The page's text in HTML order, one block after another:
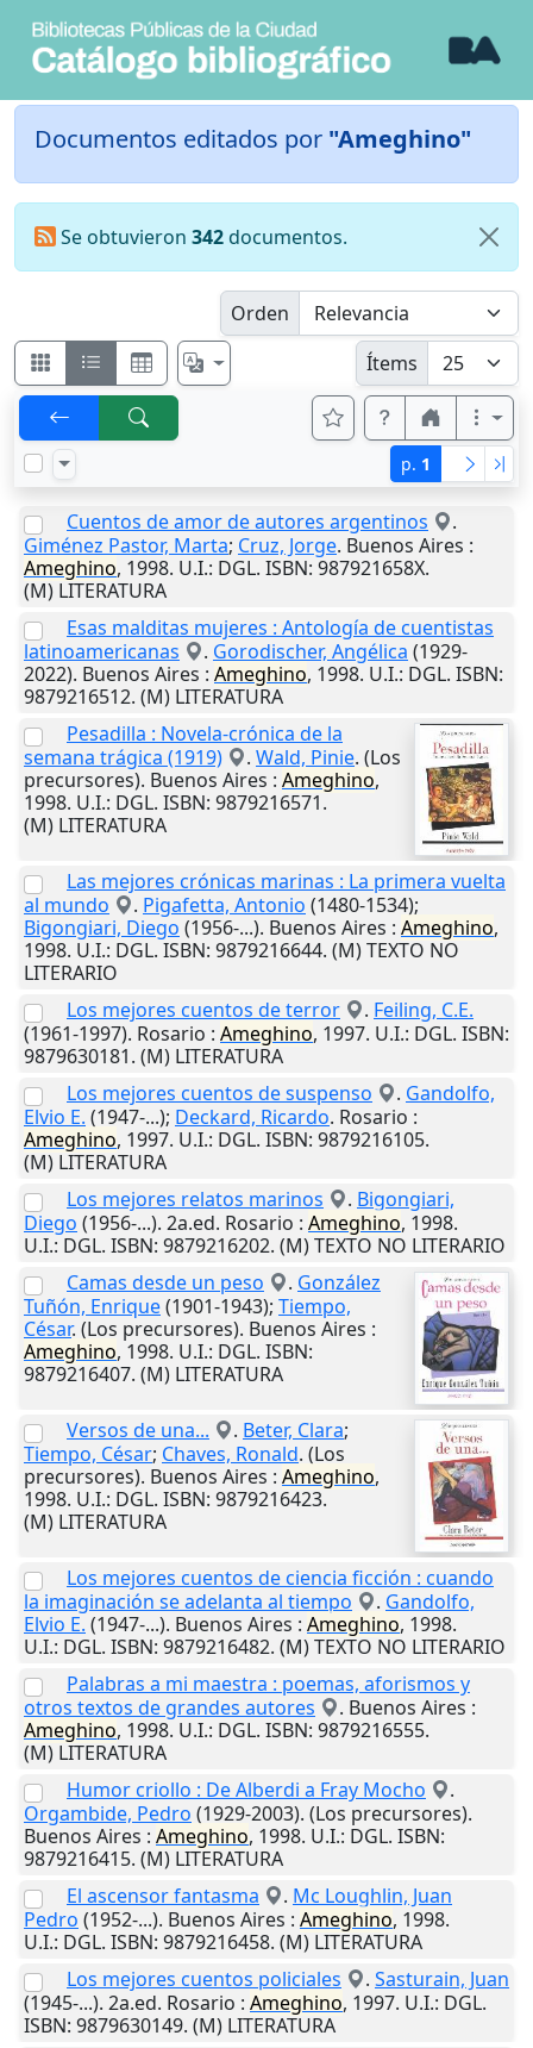
Documentos editados por "Ameghino"
Se obtuvieron 342documentos.
Orden
Ítems
p. 1
Cuentos de amor de autores argentinos
.
Giménez Pastor, Marta; Cruz, Jorge. Buenos Aires :
Ameghino, 1998. U.I.: DGL. ISBN: 987921658X.
(M) LITERATURA
Esas malditas mujeres : Antología de cuentistas
latinoamericanas
. Gorodischer, Angélica (1929-
2022). Buenos Aires : Ameghino, 1998. U.I.: DGL. ISBN:
9879216512. (M) LITERATURA
Pesadilla : Novela-crónica de la
semana trágica (1919)
. Wald, Pinie. (Los
precursores). Buenos Aires : Ameghino,
1998. U.I.: DGL. ISBN: 9879216571.
(M) LITERATURA
Las mejores crónicas marinas : La primera vuelta
al mundo
. Pigafetta, Antonio (1480-1534);
Bigongiari, Diego (1956-...). Buenos Aires : Ameghino,
1998. U.I.: DGL. ISBN: 9879216644. (M) TEXTO NO
LITERARIO
Los mejores cuentos de terror
. Feiling, C.E.
(1961-1997). Rosario : Ameghino, 1997. U.I.: DGL. ISBN:
9879630181. (M) LITERATURA
Los mejores cuentos de suspenso
. Gandolfo,
Elvio E. (1947-...); Deckard, Ricardo. Rosario :
Ameghino, 1997. U.I.: DGL. ISBN: 9879216105.
(M) LITERATURA
Los mejores relatos marinos
. Bigongiari,
Diego (1956-...). 2a.ed. Rosario : Ameghino, 1998.
U.I.: DGL. ISBN: 9879216202. (M) TEXTO NO LITERARIO
Camas desde un peso
. González
Tuñón, Enrique(1901-1943); Tiempo,
César. (Los precursores). Buenos Aires :
Ameghino, 1998. U.I.: DGL. ISBN:
9879216407. (M) LITERATURA
Versos de una... . Beter, Clara;
Tiempo, César; Chaves, Ronald. (Los
precursores). Buenos Aires : Ameghino,
1998. U.I.: DGL. ISBN: 9879216423.
(M) LITERATURA
Los mejores cuentos de ciencia ficción : cuando
la imaginación se adelanta al tiempo
. Gandolfo,
Elvio E. (1947-...). Buenos Aires : Ameghino, 1998.
U.I.: DGL. ISBN: 9879216482. (M) TEXTO NO LITERARIO
Palabras a mi maestra : poemas, aforismos y
otros textos de grandes autores
. Buenos Aires :
Ameghino, 1998. U.I.: DGL. ISBN: 9879216555.
(M) LITERATURA
Humor criollo : De Alberdi a Fray Mocho
.
Orgambide, Pedro (1929-2003). (Los precursores).
Buenos Aires : Ameghino, 1998. U.I.: DGL. ISBN:
9879216415. (M) LITERATURA
El ascensor fantasma
. Mc Loughlin, Juan
Pedro (1952-...). Buenos Aires : Ameghino, 1998.
U.I.: DGL. ISBN: 9879216458. (M) LITERATURA
Los mejores cuentos policiales
. Sasturain, Juan
(1945-...). 2a.ed. Rosario : Ameghino, 1997. U.I.: DGL.
ISBN: 9879630149. (M) LITERATURA